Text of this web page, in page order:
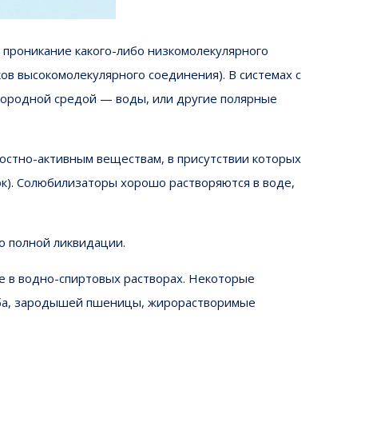
какого-либо низкомолекулярного
высокомолекулярного соединения). В системах с
средой — воды, или другие полярные
активным веществам, в присутствии которых
Солюбилизаторы хорошо растворяются в воде,
полной ликвидации.
в водно-спиртовых растворах. Некоторые
зародышей пшеницы, жирорастворимые